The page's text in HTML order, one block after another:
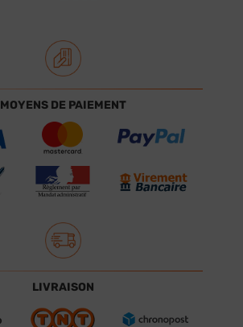
MOYENS DE PAIEMENT
LIVRAISON